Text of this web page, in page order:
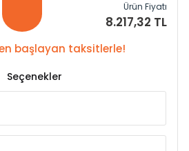
Ürün Fiyatı
8.217,32 TL
başlayan taksitlerle!
Seçenekler